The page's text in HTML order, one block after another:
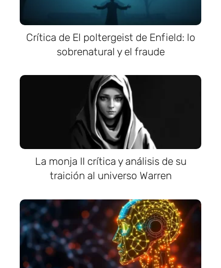
Crítica de El poltergeist de Enfield: lo
sobrenatural y el fraude
La monja II crítica y análisis de su
traición al universo Warren